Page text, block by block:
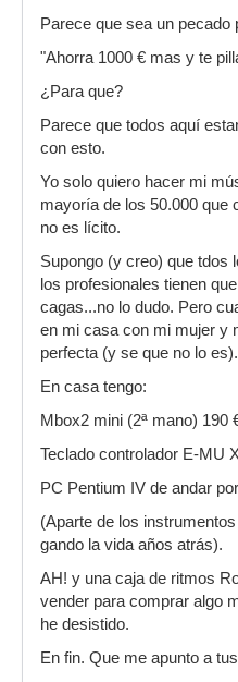
Parece que sea un
"Ahorra 1000 € mas y te
¿Para que?
Parece que todos aquí
con esto.
Yo solo quiero hacer mi
mayoría de los 50.000 que
no es lícito.
Supongo (y creo) que tdos
los profesionales tienen
cagas...no lo dudo. Pero
en mi casa con mi mujer y
perfecta (y se que no lo es).
En casa tengo:
Mbox2 mini (2ª mano) 190
Teclado controlador E-MU
PC Pentium IV de andar
(Aparte de los
gando la vida años atrás).
AH! y una caja de ritmos
vender para comprar algo
he desistido.
En fin. Que me apunto a